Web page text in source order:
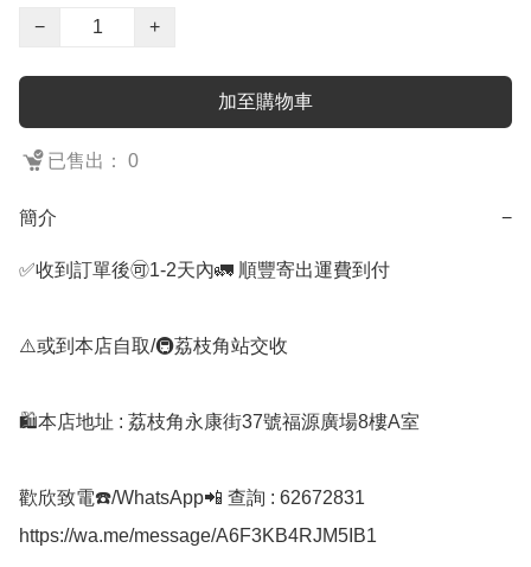
−
+
加至購物車
已售出： 0
簡介 −
✅收到訂單後🉑1-2天內🚛 順豐寄出運費到付
⚠️或到本店自取/🚇荔枝角站交收
🛍️本店地址 : 荔枝角永康街37號福源廣場8樓A室
歡欣致電☎️/WhatsApp📲 查詢 : 62672831
https://wa.me/message/A6F3KB4RJM5IB1